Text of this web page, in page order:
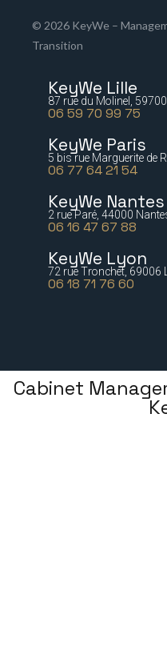
© 2026 KeyWe –
Transition
KeyWe Lille
87 rue du Molinel,
06 59 70 99 75
KeyWe Paris
5 bis rue Marguerite de
06 77 64 21 54
KeyWe Nantes
2 rue Paré, 44000
06 16 47 67 88
KeyWe Lyon
72 rue Tronchet, 69006
06 18 71 76 60
Cabinet